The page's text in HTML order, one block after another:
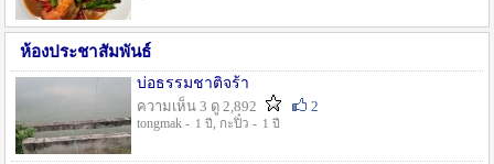
ห้องประชาสัมพันธ์
บ่อธรรมชาติจร้า
ความเห็น 3 ดู 2,892
2
tongmak - 1 ปี , กะปิ๋ว - 1 ปี